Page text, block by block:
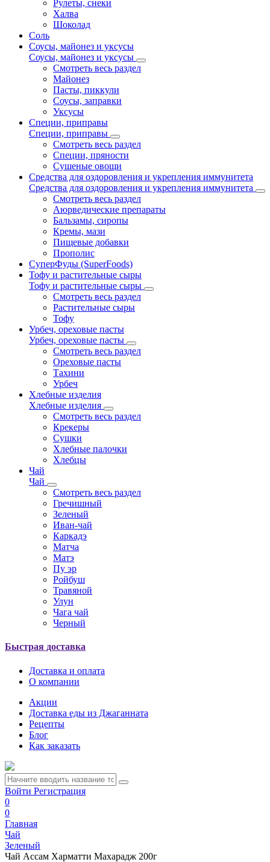
Рулеты, снеки
Халва
Шоколад
Соль
Соусы, майонез и уксусы
Соусы, майонез и уксусы
Смотреть весь раздел
Майонез
Пасты, пиккули
Соусы, заправки
Уксусы
Специи, приправы
Специи, приправы
Смотреть весь раздел
Специи, пряности
Сушеные овощи
Средства для оздоровления и укрепления иммунитета
Средства для оздоровления и укрепления иммунитета
Смотреть весь раздел
Аюрведические препараты
Бальзамы, сиропы
Кремы, мази
Пищевые добавки
Прополис
СуперФуды (SuperFoods)
Тофу и растительные сыры
Тофу и растительные сыры
Смотреть весь раздел
Растительные сыры
Тофу
Урбеч, ореховые пасты
Урбеч, ореховые пасты
Смотреть весь раздел
Ореховые пасты
Тахини
Урбеч
Хлебные изделия
Хлебные изделия
Смотреть весь раздел
Крекеры
Сушки
Хлебные палочки
Хлебцы
Чай
Чай
Смотреть весь раздел
Гречишный
Зеленый
Иван-чай
Каркадэ
Матча
Матэ
Пу эр
Ройбуш
Травяной
Улун
Чага чай
Черный
Быстрая доставка
Доставка и оплата
О компании
Акции
Доставка еды из Джаганната
Рецепты
Блог
Как заказать
Войти Регистрация
0
0
Главная
Чай
Зеленый
Чай Ассам Харматти Махарадж 200г